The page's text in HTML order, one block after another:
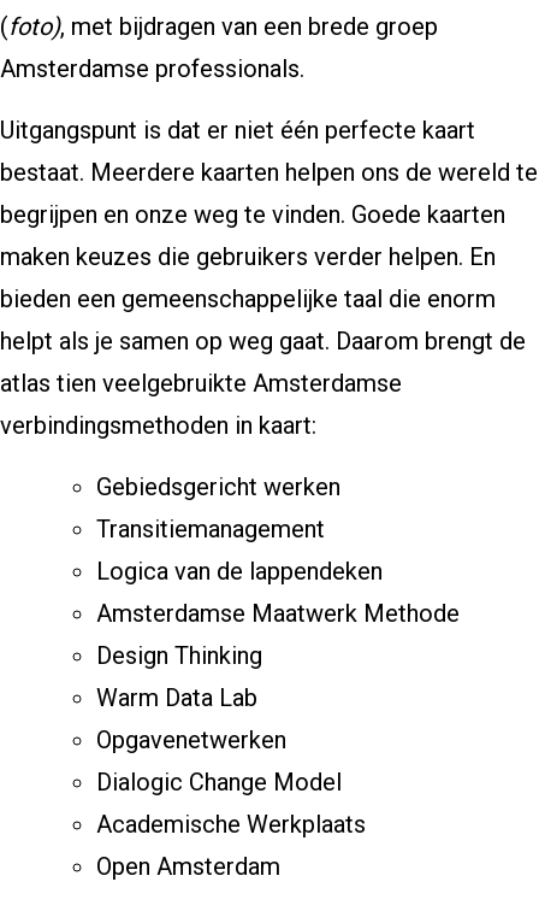
(foto), met bijdragen van een brede groep
Amsterdamse professionals.
Uitgangspunt is dat er niet één perfecte kaart
bestaat. Meerdere kaarten helpen ons de wereld te
begrijpen en onze weg te vinden. Goede kaarten
maken keuzes die gebruikers verder helpen. En
bieden een gemeenschappelijke taal die enorm
helpt als je samen op weg gaat. Daarom brengt de
atlas tien veelgebruikte Amsterdamse
verbindingsmethoden in kaart:
Gebiedsgericht werken
Transitiemanagement
Logica van de lappendeken
Amsterdamse Maatwerk Methode
Design Thinking
Warm Data Lab
Opgavenetwerken
Dialogic Change Model
Academische Werkplaats
Open Amsterdam